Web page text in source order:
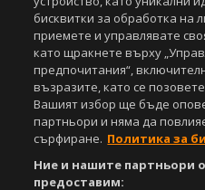
За нас Екип За рекламa
Общи
Етични правила на НСС
Лични
Управление на предпочитания
Съдържанието на този уеб сайт и
под закрила на Закона за
Всички статии, репортажи,
видео материали, публикувани в
Спортал, освен ако изрично е
бисквитки за обработка на
приемете и управлявате
като щракнете върху
предпочитания“,
възразите, като се
Вашият избор ще бъде
партньори и няма да
сърфиране. Политика за
Ние и нашите партньори
предоставим: